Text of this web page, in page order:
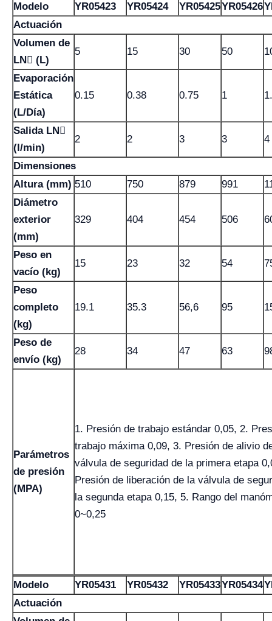
Modelo YR05423 YR05424 YR05425YR05426
Actuación
Volumen de
LN (L)
5 15 30 50
Evaporación
Estática
(L/Día)
0.15 0.38 0.75 1
Salida LN
(l/min)
2 2 3 3 4
Dimensiones
Altura (mm) 510 750 879 991
Diámetro
exterior
(mm)
329 404 454 506
Peso en
vacío (kg)
15 23 32 54
Peso
completo
(kg)
19.1 35.3 56,6 95
Peso de
envío (kg)
28 34 47 63
Parámetros
de presión
(MPA)
1. Presión de trabajo estándar 0,05, 2.
trabajo máxima 0,09, 3. Presión de alivio
válvula de seguridad de la primera etapa
Presión de liberación de la válvula de
la segunda etapa 0,15, 5. Rango del
0~0,25
Modelo YR05431 YR05432 YR05433YR05434
Actuación